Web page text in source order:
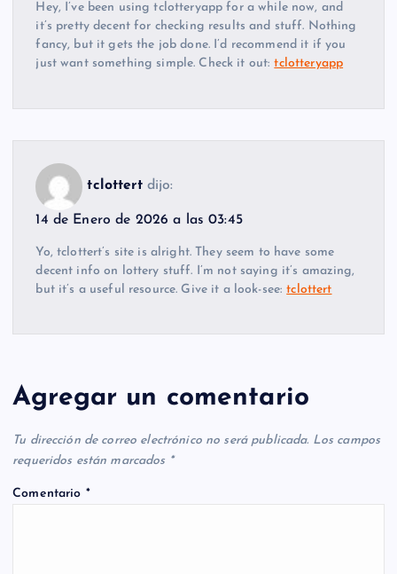
Hey, I’ve been using tclotteryapp for a while now, and
it’s pretty decent for checking results and stuff. Nothing
fancy, but it gets the job done. I’d recommend it if you
just want something simple. Check it out:tclotteryapp
tclottert dijo:
14 de Enero de 2026 a las 03:45
Yo, tclottert’s site is alright. They seem to have some
decent info on lottery stuff. I’m not saying it’s amazing,
but it’s a useful resource. Give it a look-see:tclottert
Agregar un comentario
Tu dirección de correo electrónico no será publicada. Los campos
requeridos están marcados *
Comentario *